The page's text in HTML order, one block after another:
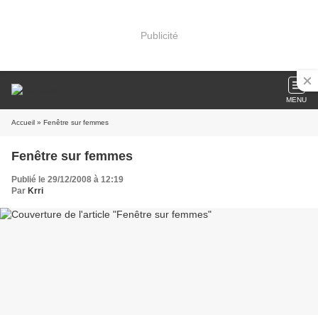
Publicité
MENU
Accueil » Fenêtre sur femmes
Fenêtre sur femmes
Publié le 29/12/2008 à 12:19
Par Krri